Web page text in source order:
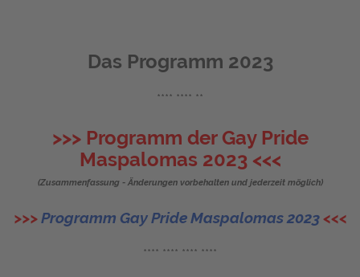
Das Programm 2023
**** **** **
>>> Programm der Gay Pride
Maspalomas 2023 <<<
(Zusammenfassung - Änderungen vorbehalten und jederzeit möglich)
>>>Programm Gay Pride Maspalomas 2023<<<
**** **** **** ****